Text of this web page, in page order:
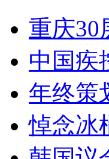
重庆
中国疾
年终策
悼念冰